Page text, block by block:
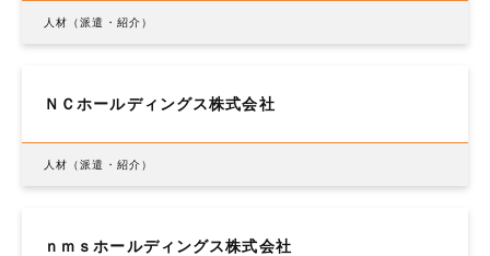
人材（派遣・紹介）
ＮＣホールディングス株式会社
人材（派遣・紹介）
ｎｍｓホールディングス株式会社